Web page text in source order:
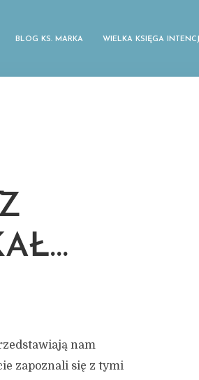
BLOG KS. MARKA WIELKA KSIĘGA INTENCJI
nam
zapoznali się z tymi